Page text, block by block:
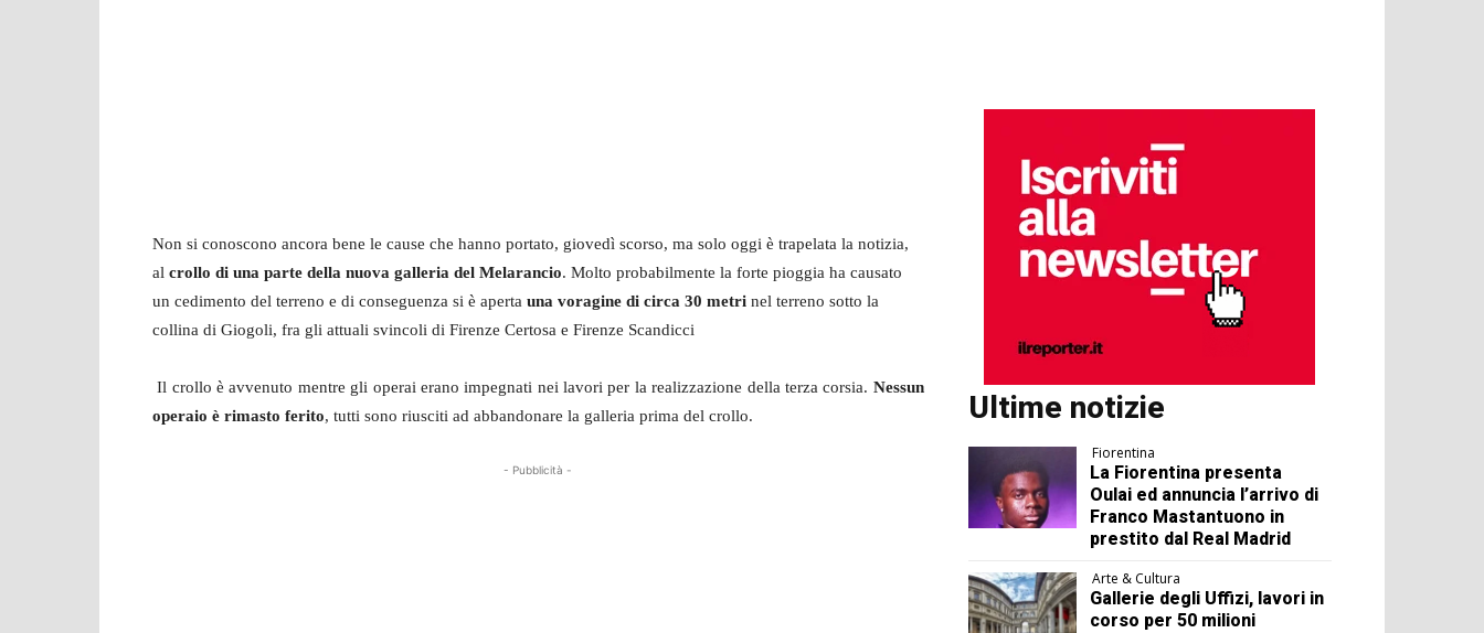
Non si conoscono ancora bene le cause che hanno portato, giovedì scorso, ma solo oggi è trapelata la notizia,
al crollo di una parte della nuova galleria del Melarancio. Molto probabilmente la forte pioggia ha causato
un cedimento del terreno e di conseguenza si è aperta una voragine di circa 30 metri nel terreno sotto la
collina di Giogoli, fra gli attuali svincoli di Firenze Certosa e Firenze Scandicci
Il crollo è avvenuto mentre gli operai erano impegnati nei lavori per la realizzazione della terza corsia. Nessun
operaio è rimasto ferito, tutti sono riusciti ad abbandonare la galleria prima del crollo.
- Pubblicità -
Ultime notizie
Fiorentina
La Fiorentina presenta
Oulai ed annuncia l’arrivo di
Franco Mastantuono in
prestito dal Real Madrid
Arte & Cultura
Gallerie degli Uffizi, lavori in
corso per 50 milioni